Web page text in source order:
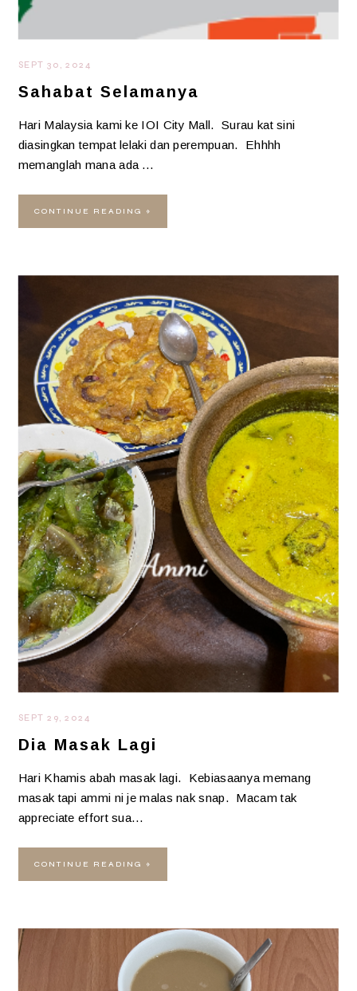
SEPT 30, 2024
Sahabat Selamanya
Hari Malaysia kami ke IOI City Mall. Surau kat sini
diasingkan tempat lelaki dan perempuan. Ehhhh
memanglah mana ada …
CONTINUE READING »
SEPT 29, 2024
Dia Masak Lagi
Hari Khamis abah masak lagi. Kebiasaanya memang
masak tapi ammi ni je malas nak snap. Macam tak
appreciate effort sua…
CONTINUE READING »